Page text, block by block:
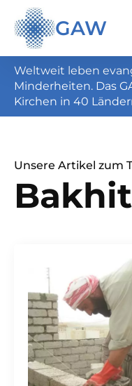
GAW
Weltweit leben
Minderheiten. Das
Kirchen in 40
Unsere Artikel zum